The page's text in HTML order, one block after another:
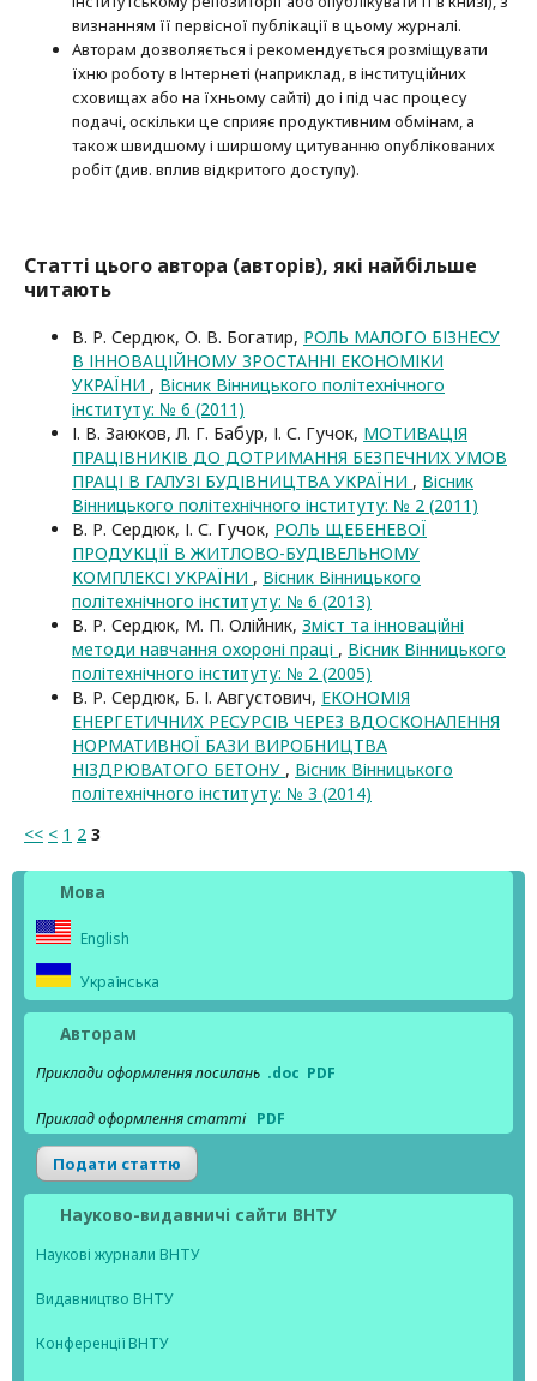
визнанням її первісної публікації в цьому журналі.
Авторам дозволяється і рекомендується розміщувати
їхню роботу в Інтернеті (наприклад, в інституційних
сховищах або на їхньому сайті) до і під час процесу
подачі, оскільки це сприяє продуктивним обмінам, а
також швидшому і ширшому цитуванню опубліко­ва­них
робіт (див. вплив відкритого доступу).
Статті цього автора (авторів), які найбільше
читають
В. Р. Сердюк, О. В. Богатир, РОЛЬ МАЛОГО БІЗНЕСУ
В ІННОВАЦІЙНОМУ ЗРОСТАННІ ЕКОНОМІКИ
УКРАЇНИ , Вісник Вінницького політехнічного
інституту: № 6 (2011)
І. В. Заюков, Л. Г. Бабур, І. С. Гучок, МОТИВАЦІЯ
ПРАЦІВНИКІВ ДО ДОТРИМАННЯ БЕЗПЕЧНИХ УМОВ
ПРАЦІ В ГАЛУЗІ БУДІВНИЦТВА УКРАЇНИ , Вісник
Вінницького політехнічного інституту: № 2 (2011)
В. Р. Сердюк, І. С. Гучок, РОЛЬ ЩЕБЕНЕВОЇ
ПРОДУКЦІЇ В ЖИТЛОВО-БУДІВЕЛЬНОМУ
КОМПЛЕКСІ УКРАЇНИ , Вісник Вінницького
політехнічного інституту: № 6 (2013)
В. Р. Сердюк, М. П. Олійник, Зміст та інноваційні
методи навчання охороні праці , Вісник Вінницького
політехнічного інституту: № 2 (2005)
В. Р. Сердюк, Б. І. Августович, ЕКОНОМІЯ
ЕНЕРГЕТИЧНИХ РЕСУРСІВ ЧЕРЕЗ ВДОСКОНАЛЕННЯ
НОРМАТИВНОЇ БАЗИ ВИРОБНИЦТВА
НІЗДРЮВАТОГО БЕТОНУ , Вісник Вінницького
політехнічного інституту: № 3 (2014)
<< < 1 2 3
Мова
English
Українська
Авторам
Приклади оформлення посилань .doc PDF
Приклад оформлення статті PDF
Подати статтю
Науково-видавничі сайти ВНТУ
Наукові журнали ВНТУ
Видавництво ВНТУ
Конференції ВНТУ